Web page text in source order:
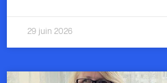
29 juin 2026